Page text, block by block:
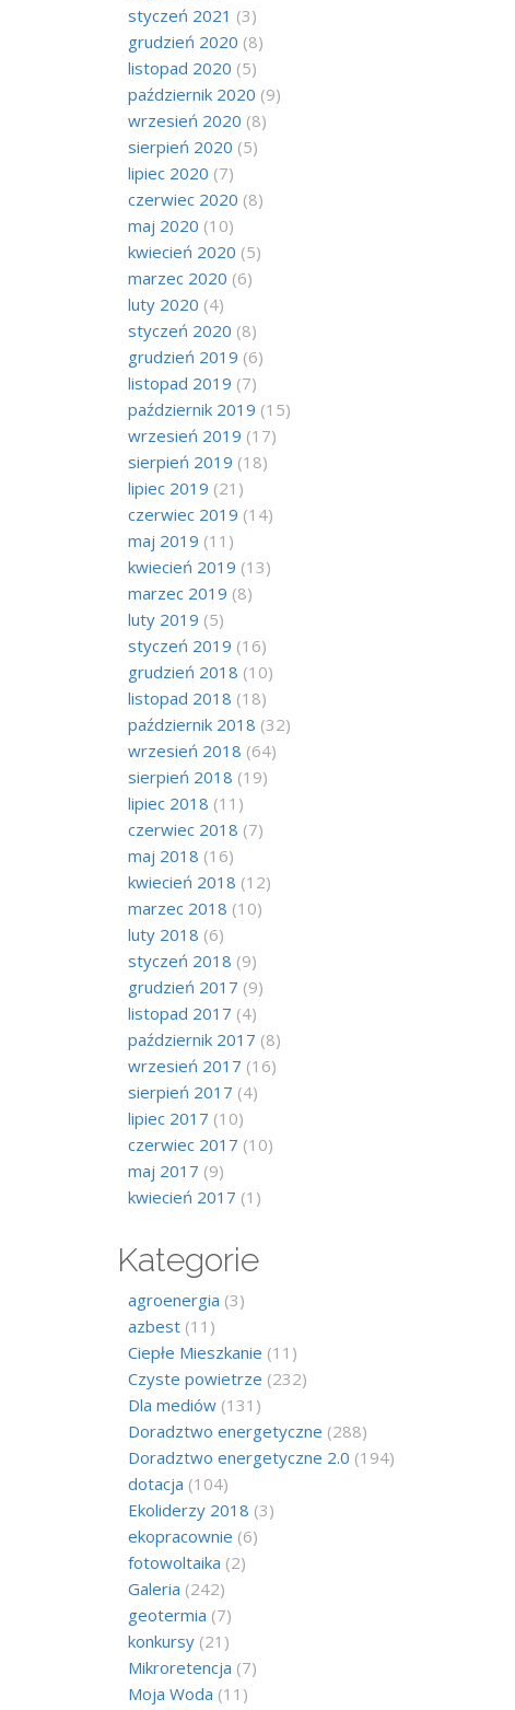
styczeń 2021 (3)
grudzień 2020 (8)
listopad 2020 (5)
październik 2020 (9)
wrzesień 2020 (8)
sierpień 2020 (5)
lipiec 2020 (7)
czerwiec 2020 (8)
maj 2020 (10)
kwiecień 2020 (5)
marzec 2020 (6)
luty 2020 (4)
styczeń 2020 (8)
grudzień 2019 (6)
listopad 2019 (7)
październik 2019 (15)
wrzesień 2019 (17)
sierpień 2019 (18)
lipiec 2019 (21)
czerwiec 2019 (14)
maj 2019 (11)
kwiecień 2019 (13)
marzec 2019 (8)
luty 2019 (5)
styczeń 2019 (16)
grudzień 2018 (10)
listopad 2018 (18)
październik 2018 (32)
wrzesień 2018 (64)
sierpień 2018 (19)
lipiec 2018 (11)
czerwiec 2018 (7)
maj 2018 (16)
kwiecień 2018 (12)
marzec 2018 (10)
luty 2018 (6)
styczeń 2018 (9)
grudzień 2017 (9)
listopad 2017 (4)
październik 2017 (8)
wrzesień 2017 (16)
sierpień 2017 (4)
lipiec 2017 (10)
czerwiec 2017 (10)
maj 2017 (9)
kwiecień 2017 (1)
Kategorie
agroenergia (3)
azbest(11)
Ciepłe Mieszkanie (11)
Czyste powietrze (232)
Dla mediów(131)
Doradztwo energetyczne (288)
Doradztwo energetyczne 2.0 (194)
dotacja (104)
Ekoliderzy 2018 (3)
ekopracownie (6)
fotowoltaika (2)
Galeria (242)
geotermia (7)
konkursy(21)
Mikroretencja (7)
Moja Woda (11)